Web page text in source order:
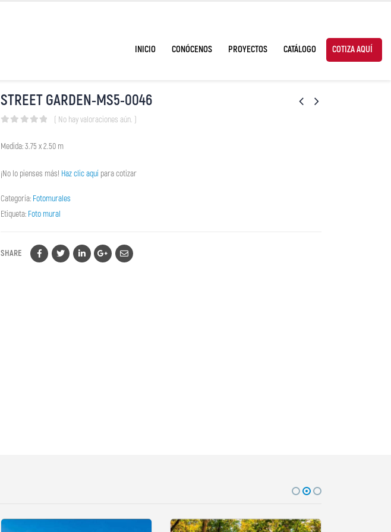
INICIO CONÓCENOS PROYECTOS CATÁLOGO COTIZA AQUÍ
STREET GARDEN-MS5-0046
( No hay valoraciones aún. )
Medida: 3.75 x 2.50 m
¡No lo pienses más! Haz clic aquí para cotizar
Categoría: Fotomurales
Etiqueta: Foto mural
SHARE